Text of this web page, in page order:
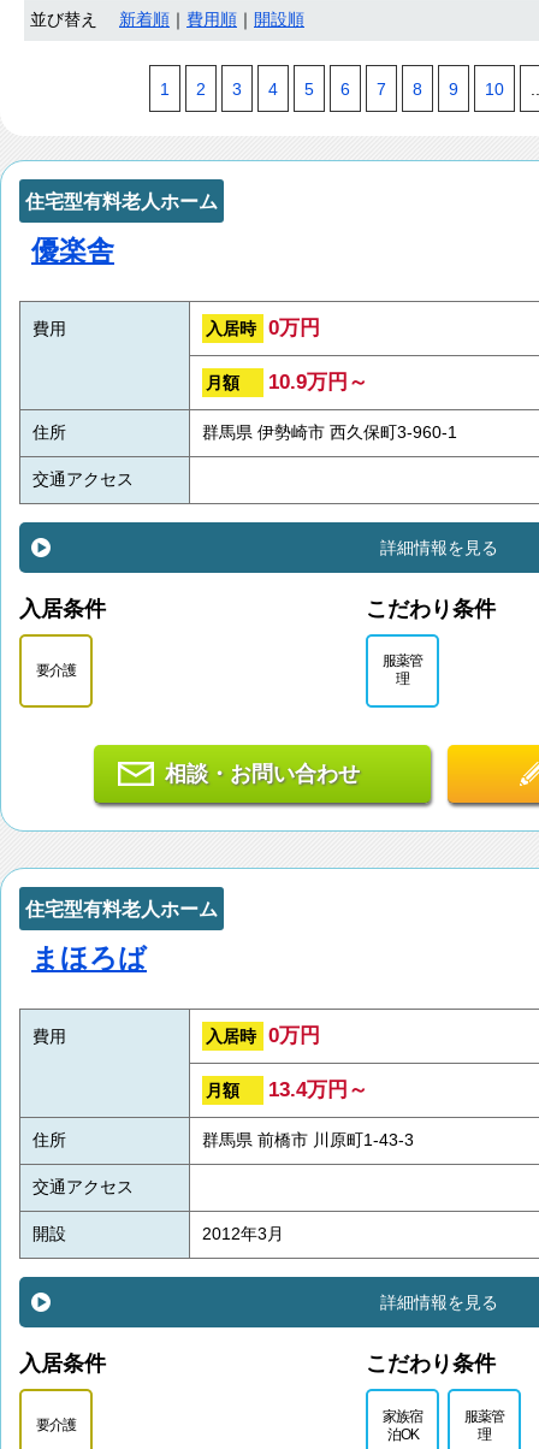
並び替え 新着順 費用順 開設順
1 2 3 4 5 6 7 8 9 10
住宅型有料老人ホーム
優楽舎
費用 入居時 0万円
月額 10.9万円～
住所 群馬県 伊勢崎市 西久保町3-960-1
交通アクセス
詳細情報を見る
入居条件
要介護
こだわり条件
服薬管
理
相談・お問い合わせ
住宅型有料老人ホーム
まほろば
費用 入居時 0万円
月額 13.4万円～
住所 群馬県 前橋市 川原町1-43-3
交通アクセス
開設 2012年3月
詳細情報を見る
入居条件
要介護
こだわり条件
家族宿
泊OK
服薬管
理